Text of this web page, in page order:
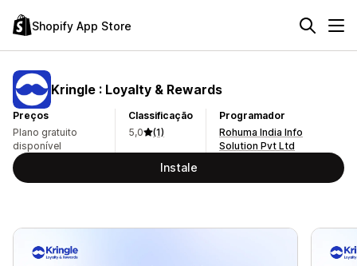
Shopify App Store
Kringle : Loyalty & Rewards
Preços
Plano gratuito
disponível
Classificação
5,0
(1)
Programador
Rohuma India Info
Solution Pvt Ltd
Instale